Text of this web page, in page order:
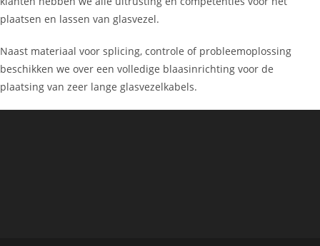
plaatsen en lassen van glasvezel.
Naast materiaal voor splicing, controle of probleemoplossing
beschikken we over een volledige blaasinrichting voor de
plaatsing van zeer lange glasvezelkabels.